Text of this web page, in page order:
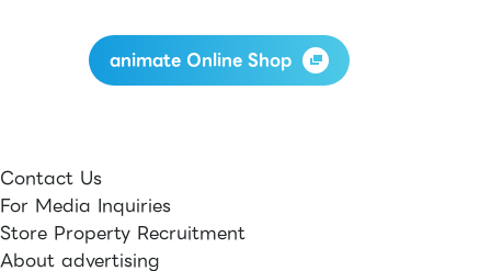
animate Online Shop
Contact Us
For Media Inquiries
Store Property Recruitment
About advertising